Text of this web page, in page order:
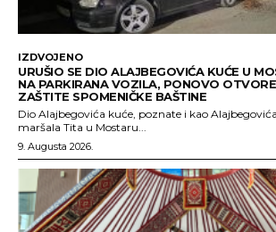
IZDVOJENO
URUŠIO SE DIO ALAJBEGOVIĆA KUĆE U
NA PARKIRANA VOZILA, PONOVO
ZAŠTITE SPOMENIČKE BAŠTINE
Dio Alajbegovića kuće, poznate i kao
maršala Tita u Mostaru...
9. Augusta 2026.